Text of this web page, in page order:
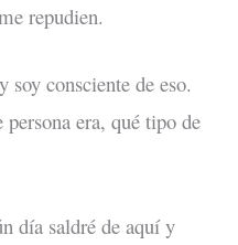
repudien.
soy consciente de eso.
era, qué tipo de
día saldré de aquí y